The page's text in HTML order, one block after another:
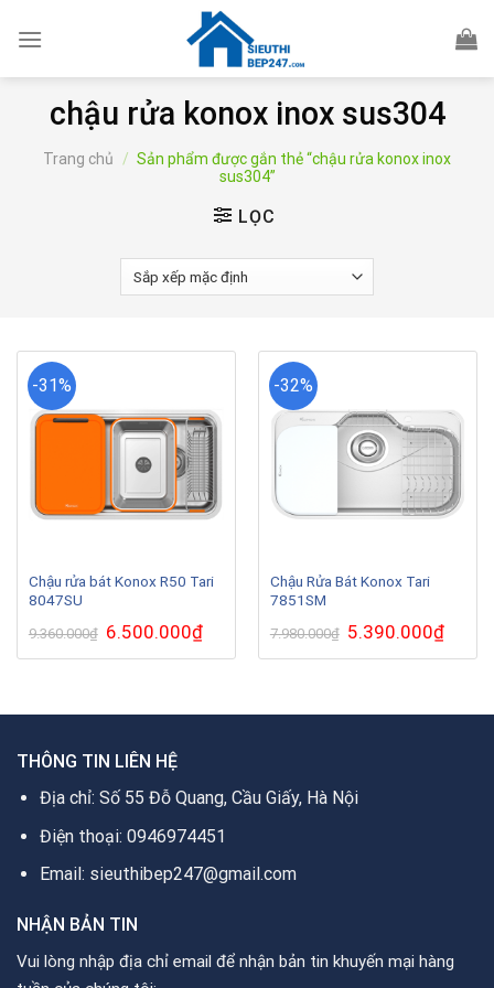
chậu rửa konox inox sus304
Trang chủ / Sản phẩm được gắn thẻ “chậu rửa konox inox
sus304”
LỌC
-31%
Chậu rửa bát Konox R50 Tari
8047SU
9.360.000₫ Giá
gốc
là:
6.500.000₫Giá
hiện
tại
-32%
Chậu Rửa Bát Konox Tari
7851SM
7.980.000₫ Giá
gốc
là:
5.390.000₫Giá
hiện
tại
THÔNG TIN LIÊN HỆ
Địa chỉ: Số 55 Đỗ Quang, Cầu Giấy, Hà Nội
Điện thoại: 0946974451
Email: sieuthibep247@gmail.com
NHẬN BẢN TIN
Vui lòng nhập địa chỉ email để nhận bản tin khuyến mại hàng